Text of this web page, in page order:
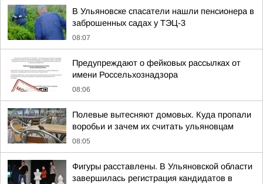
В Ульяновске спасатели нашли пенсионера в
заброшенных садах у ТЭЦ-3
08:07
Предупреждают о фейковых рассылках от
имени Россельхознадзора
08:06
Полевые вытесняют домовых. Куда пропали
воробьи и зачем их считать ульяновцам
08:05
Фигуры расставлены. В Ульяновской области
завершилась регистрация кандидатов в